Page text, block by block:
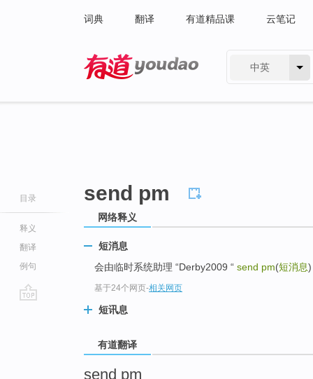
词典 翻译 有道精品课 云笔记
中英
目录
释义
翻译
例句
send pm
网络释义
短消息
会由临时系统助理 “Derby2009 “ send pm(短消息
基于24个网页-相关网页
短讯息
有道翻译
send pm